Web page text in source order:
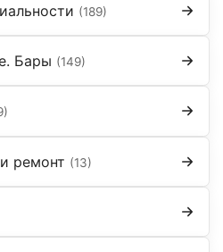
(189)
Бары (149)
ремонт (13)